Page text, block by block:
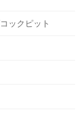
ックピット